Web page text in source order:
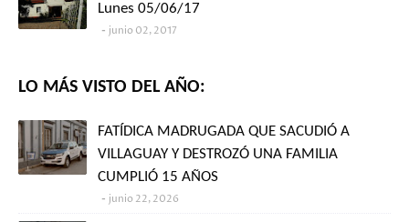
Lunes 05/06/17
junio 02, 2017
LO MÁS VISTO DEL AÑO:
FATÍDICA MADRUGADA QUE SACUDIÓ A
VILLAGUAY Y DESTROZÓ UNA FAMILIA
CUMPLIÓ 15 AÑOS
junio 22, 2026